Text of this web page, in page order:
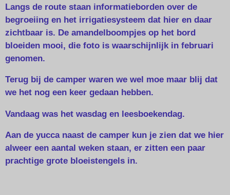
Langs de route staan informatieborden over de
begroeiing en het irrigatiesysteem dat hier en daar
zichtbaar is. De amandelboompjes op het bord
bloeiden mooi, die foto is waarschijnlijk in februari
genomen.
Terug bij de camper waren we wel moe maar blij dat
we het nog een keer gedaan hebben.
Vandaag was het wasdag en leesboekendag.
Aan de yucca naast de camper kun je zien dat we hier
alweer een aantal weken staan, er zitten een paar
prachtige grote bloeistengels in.